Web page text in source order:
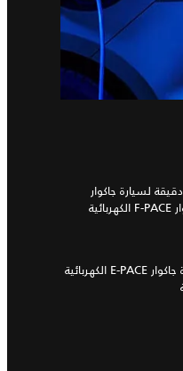
شواحن التيار المتردد العامة بقدرة 7 كيلوواط: شحن بنسبة 0‑80% خلال 1 ساعة و24 دقيقة لسيارة جاكوار
E‑PACE الكهربائية الهجينة / شحن بنسبة 100% خلال ساعتين و16 دقيقة لسيارة جاكوار F‑PACE الكهربائية
شواحن التيار المستمر بقدرة 50 كيلوواط: شحن بنسبة 0‑80% خلال 30 دقيقة لسيارة جاكوار E‑PACE الكهربائية